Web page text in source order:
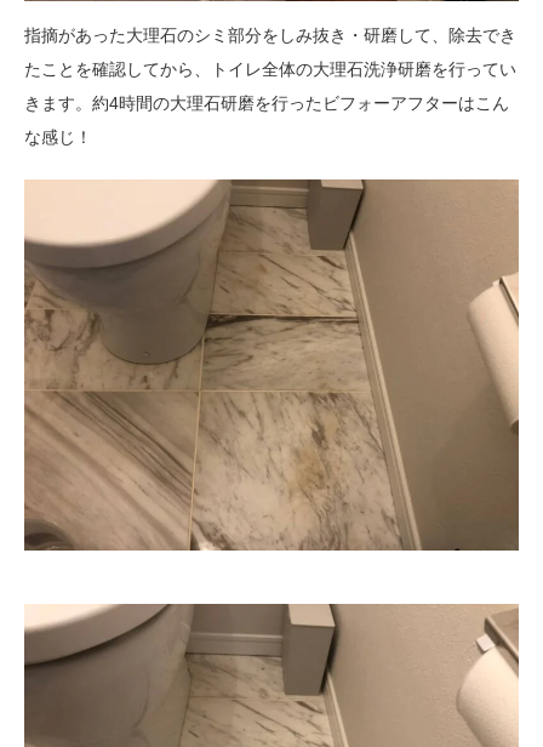
指摘があった大理石のシミ部分をしみ抜き・研磨して、除去でき
たことを確認してから、トイレ全体の大理石洗浄研磨を行ってい
きます。約4時間の大理石研磨を行ったビフォーアフターはこん
な感じ！